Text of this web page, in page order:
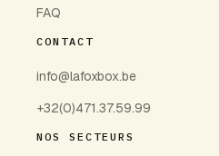
FAQ
CONTACT
info@lafoxbox.be
+32(0)471.37.59.99
NOS SECTEURS